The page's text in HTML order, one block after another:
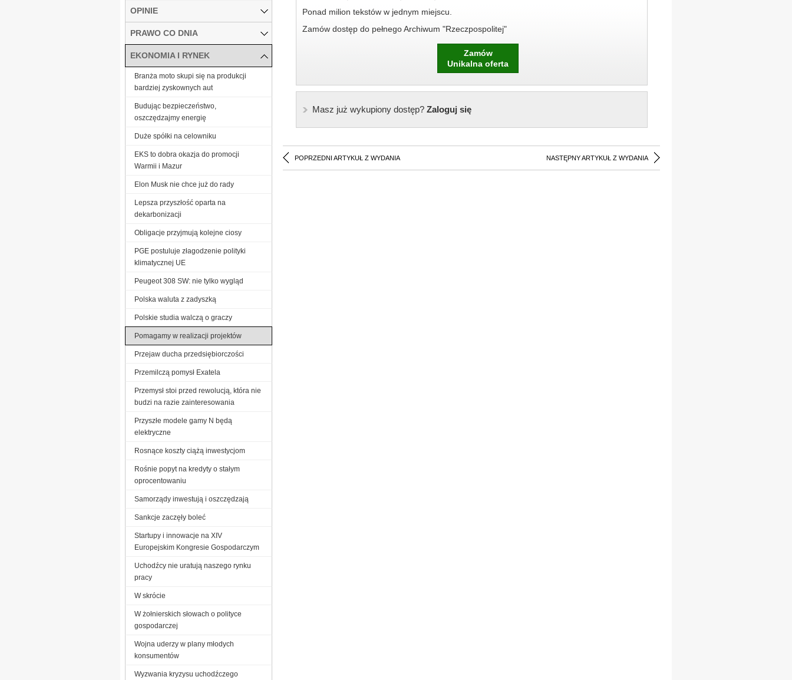
Ponad milion tekstów w jednym miejscu.
Zamów dostęp do pełnego Archiwum "Rzeczpospolitej"
Zamów
Unikalna oferta
Masz już wykupiony dostęp?Zaloguj się
POPRZEDNI ARTYKUŁ Z WYDANIA NASTĘPNY ARTYKUŁ Z WYDANIA
OPINIE
PRAWO CO DNIA
EKONOMIA I RYNEK
Branża moto skupi się na produkcji
bardziej zyskownych aut
Budując bezpieczeństwo,
oszczędzajmy energię
Duże spółki na celowniku
EKS to dobra okazja do promocji
Warmii i Mazur
Elon Musk nie chce już do rady
Lepsza przyszłość oparta na
dekarbonizacji
Obligacje przyjmują kolejne ciosy
PGE postuluje złagodzenie polityki
klimatycznej UE
Peugeot 308 SW: nie tylko wygląd
Polska waluta z zadyszką
Polskie studia walczą o graczy
Pomagamy w realizacji projektów
Przejaw ducha przedsiębiorczości
Przemilczą pomysł Exatela
Przemysł stoi przed rewolucją, która nie
budzi na razie zainteresowania
Przyszłe modele gamy N będą
elektryczne
Rosnące koszty ciążą inwestycjom
Rośnie popyt na kredyty o stałym
oprocentowaniu
Samorządy inwestują i oszczędzają
Sankcje zaczęły boleć
Startupy i innowacje na XIV
Europejskim Kongresie Gospodarczym
Uchodźcy nie uratują naszego rynku
pracy
W skrócie
W żołnierskich słowach o polityce
gospodarczej
Wojna uderzy w plany młodych
konsumentów
Wyzwania kryzysu uchodźczego